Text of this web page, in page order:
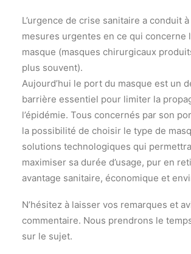
L’urgence de crise sanitaire a conduit
mesures urgentes en ce qui concerne
masque (masques chirurgicaux
plus souvent).
Aujourd’hui le port du masque est un
barrière essentiel pour limiter la
l’épidémie. Tous concernés par son
la possibilité de choisir le type de
solutions technologiques qui
maximiser sa durée d’usage, pur en
avantage sanitaire, économique et
N’hésitez à laisser vos remarques et
commentaire. Nous prendrons le
sur le sujet.